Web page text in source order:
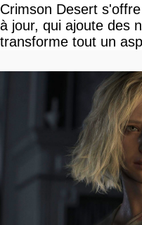
Crimson Desert
à jour, qui ajoute des
transforme tout un